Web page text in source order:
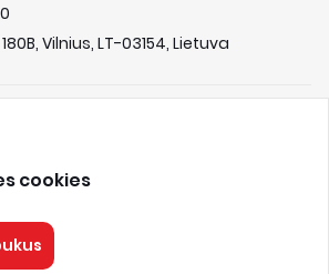
Vilnius, LT-03154, Lietuva
saugomos 2026.
cookies